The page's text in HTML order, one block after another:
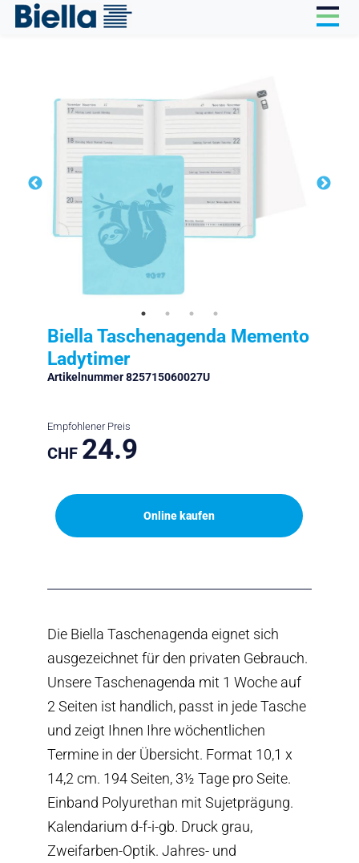
Biella Taschenagenda Memento
Ladytimer
Artikelnummer 825715060027U
Empfohlener Preis
CHF 24.9
Online kaufen
Die Biella Taschenagenda eignet sich
ausgezeichnet für den privaten Gebrauch.
Unsere Taschenagenda mit 1 Woche auf
2 Seiten ist handlich, passt in jede Tasche
und zeigt Ihnen Ihre wöchentlichen
Termine in der Übersicht. Format 10,1 x
14,2 cm. 194 Seiten, 3½ Tage pro Seite.
Einband Polyurethan mit Sujetprägung.
Kalendarium d-f-i-gb. Druck grau,
Zweifarben-Optik. Jahres- und
Cookie-Einstellungen